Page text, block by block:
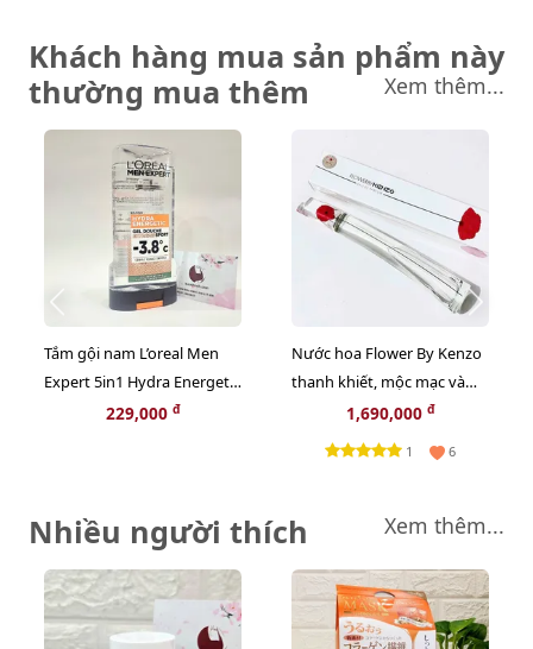
Khách hàng mua sản phẩm này
thường mua thêm
Xem thêm...
Tắm gội nam L’oreal Men
Expert 5in1 Hydra Energetic
kháng khuẩn, mát lạnh
229,000 đ
Nước hoa Flower By Kenzo
thanh khiết, mộc mạc và
quyến rũ - EDP, 100ml
1,690,000 đ
1 6
Nhiều người thích Xem thêm...